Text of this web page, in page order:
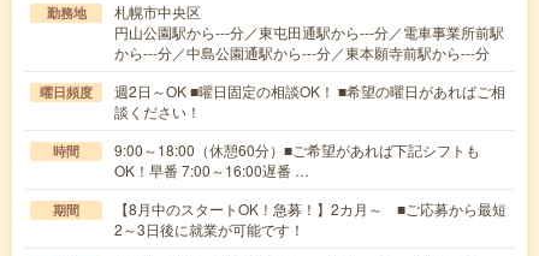
勤務地
札幌市中央区
円山公園駅から---分／東屯田通駅から---分／電車事業所前駅
から---分／中島公園通駅から---分／東本願寺前駅から---分
曜日頻度
週2日～OK ■曜日固定の相談OK！ ■希望の曜日があればご相
談ください！
時間
9:00～18:00（休憩60分）■ご希望があれば下記シフトも
OK！早番 7:00～16:00遅番 …
期間
【8月中のスタートOK！急募！】2カ月～ ■ご応募から最短
2～3日後に就業が可能です！